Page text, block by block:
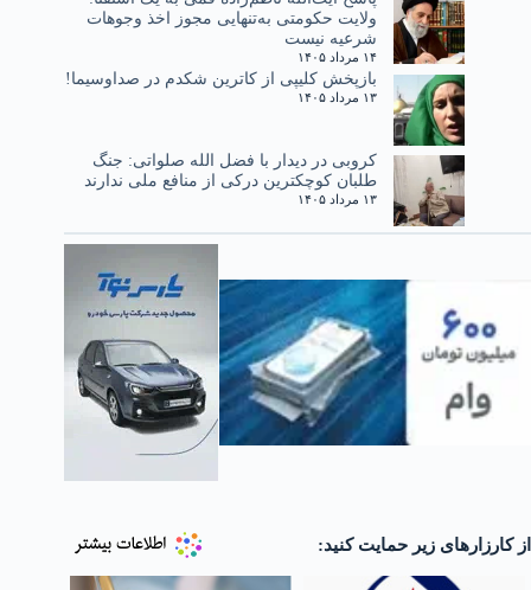
ولایت حکومتی به‌تنهایی مجوز اخذ وجوهات
شرعیه نیست
۱۴ مرداد ۱۴۰۵
بازپخش کلیپی از کاترین شکدم در صداوسیما!
۱۳ مرداد ۱۴۰۵
کروبی در دیدار با فضل الله صلواتی: جنگ
طلبان کوچکترین درکی از منافع ملی ندارند
۱۳ مرداد ۱۴۰۵
از کارزارهای زیر حمایت کنید: